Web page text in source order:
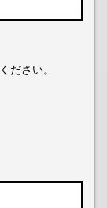
ださい。